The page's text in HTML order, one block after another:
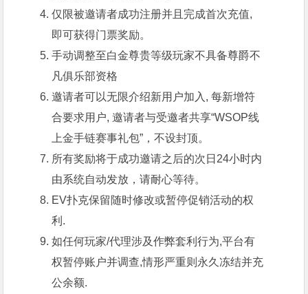
仅限被邀请者成功注册并且完成首次充值,
即可获得门票奖励。
手动调整至白金尊贵等级玩家不具备尊爵不
凡俱乐部资格
邀请者可以无限介绍新用户加入, 每新增符
合要求用户, 邀请者与受邀者共享“WSOP线
上金手链赛事礼包”，不设封顶。
所有奖励将于成功邀请之后的次日24小时内
由系统自动发放，请耐心等待。
EV扑克保留随时修改或暂停促销活动的权
利.
如任何玩家/代理涉及作弊套利行为,平台有
权暂停账户并调查,情形严重则永久冻结并充
公余额.